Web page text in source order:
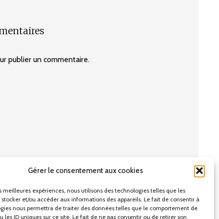
Gérer le consentement aux cookies
meilleures expériences, nous utilisons des technologies telles que les
stocker et/ou accéder aux informations des appareils. Le fait de consentir à
nous permettra de traiter des données telles que le comportement de
les ID uniques sur ce site. Le fait de ne pas consentir ou de retirer son
publier un commentaire.